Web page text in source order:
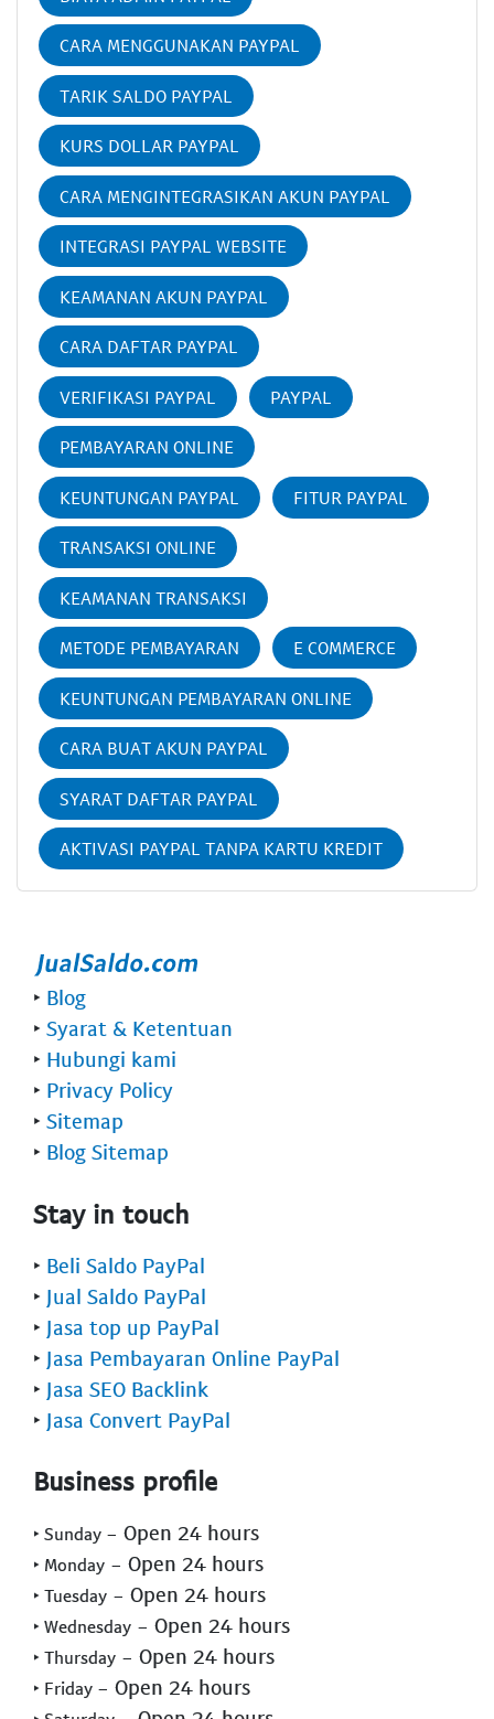
CARA MENGGUNAKAN PAYPAL
TARIK SALDO PAYPAL
KURS DOLLAR PAYPAL
CARA MENGINTEGRASIKAN AKUN PAYPAL
INTEGRASI PAYPAL WEBSITE
KEAMANAN AKUN PAYPAL
CARA DAFTAR PAYPAL
VERIFIKASI PAYPAL PAYPAL
PEMBAYARAN ONLINE
KEUNTUNGAN PAYPAL FITUR PAYPAL
TRANSAKSI ONLINE
KEAMANAN TRANSAKSI
METODE PEMBAYARAN E COMMERCE
KEUNTUNGAN PEMBAYARAN ONLINE
CARA BUAT AKUN PAYPAL
SYARAT DAFTAR PAYPAL
AKTIVASI PAYPAL TANPA KARTU KREDIT
‣ Blog
‣ Syarat & Ketentuan
‣ Hubungi kami
‣ Privacy Policy
‣ Sitemap
‣ Blog Sitemap
Stay in touch
‣ Beli Saldo PayPal
‣ Jual Saldo PayPal
‣ Jasa top up PayPal
‣ Jasa Pembayaran Online PayPal
‣ Jasa SEO Backlink
‣ Jasa Convert PayPal
Business profile
‣ Sunday - Open 24 hours
‣ Monday - Open 24 hours
‣ Tuesday - Open 24 hours
‣ Wednesday - Open 24 hours
‣ Thursday - Open 24 hours
‣ Friday - Open 24 hours